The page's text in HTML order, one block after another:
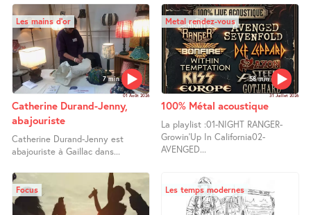
7 min
Les mains d’or
01 Août 2026
Catherine Durand-Jenny,
abajouriste
Catherine Durand-Jenny est
abajouriste à Gaillac dans...
58 min
Metal rendez-vous
31 Juillet 2026
100% Métal acoustique
La playlist :01-NIGHT RANGER-
Growin’Up In California02-
AVENGED...
Focus Les temps modernes